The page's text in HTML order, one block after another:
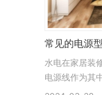
常见的电源
水电在家居装
电源线作为其
们需要了解的